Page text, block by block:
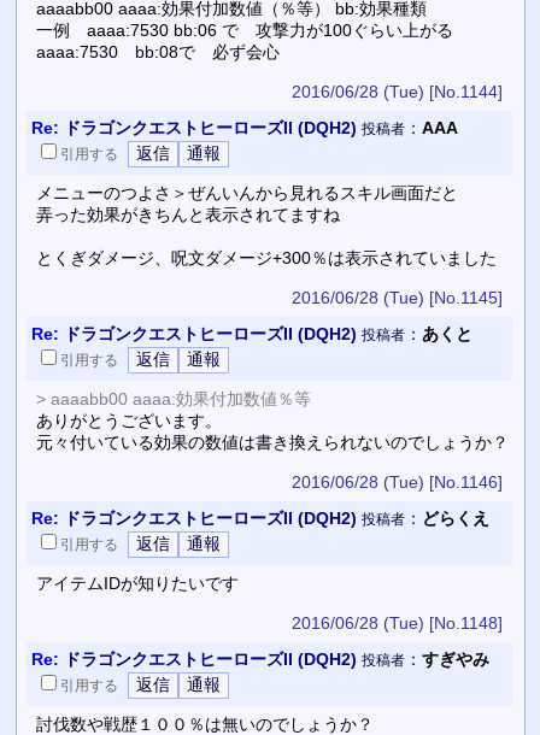
aaaabb00 aaaa:効果付加数値（％等） bb:効果種類
一例 aaaa:7530 bb:06 で 攻撃力が100ぐらい上がる
aaaa:7530 bb:08で 必ず会心
2016/06/28 (Tue) [No.1144]
Re: ドラゴンクエストヒーローズII (DQH2) 投稿者： AAA
引用する
メニューのつよさ＞ぜんいんから見れるスキル画面だと
弄った効果がきちんと表示されてますね
とくぎダメージ、呪文ダメージ+300％は表示されていました
2016/06/28 (Tue) [No.1145]
Re: ドラゴンクエストヒーローズII (DQH2) 投稿者： あくと
引用する
> aaaabb00 aaaa:効果付加数値％等
ありがとうございます。
元々付いている効果の数値は書き換えられないのでしょうか？
2016/06/28 (Tue) [No.1146]
Re: ドラゴンクエストヒーローズII (DQH2) 投稿者： どらくえ
引用する
アイテムIDが知りたいです
2016/06/28 (Tue) [No.1148]
Re: ドラゴンクエストヒーローズII (DQH2) 投稿者： すぎやみ
引用する
討伐数や戦歴１００％は無いのでしょうか？